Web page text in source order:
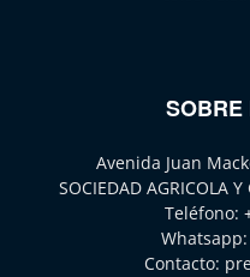
SOBRE
Avenida Juan
SOCIEDAD AGRICOLA
Teléfono:
Whatsapp:
Contacto: